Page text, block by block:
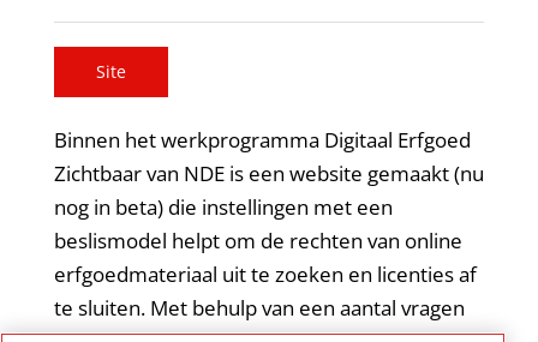
Site
Binnen het werkprogramma Digitaal Erfgoed
Zichtbaar van NDE is een website gemaakt (nu
nog in beta) die instellingen met een
beslismodel helpt om de rechten van online
erfgoedmateriaal uit te zoeken en licenties af
te sluiten. Met behulp van een aantal vragen